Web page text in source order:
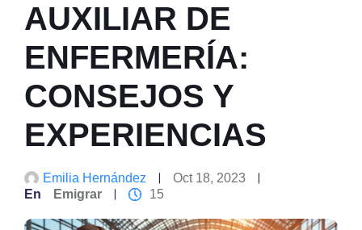
AUXILIAR DE
ENFERMERÍA:
CONSEJOS Y
EXPERIENCIAS
Emilia Hernández
Oct 18, 2023
En
Emigrar 15